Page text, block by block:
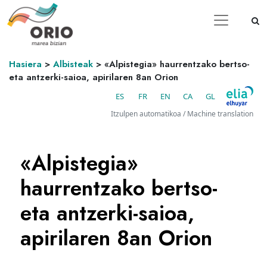
Hasiera > Albisteak > «Alpistegia» haurrentzako bertso-
eta antzerki-saioa, apirilaren 8an Orion
ES FR EN CA GL
Itzulpen automatikoa / Machine translation
«Alpistegia»
haurrentzako bertso-
eta antzerki-saioa,
apirilaren 8an Orion